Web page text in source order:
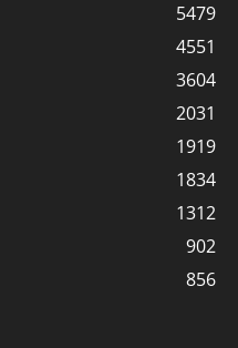
5479
4551
3604
2031
1919
1834
1312
902
856